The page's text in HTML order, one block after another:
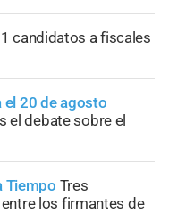
candidatos a fiscales
el 20 de agosto
el debate sobre el
Tiempo Tres
los firmantes de